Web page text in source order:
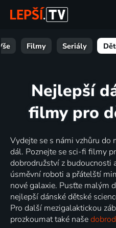
Filmy Seriály
Nejlepší
filmy pro
Vydejte se s námi vzhůru do
dál. Poznejte se sci-fi filmy
dobrodružství z budoucnosti
úsměvní roboti a přátelští
nové galaxie. Pusťte malým
nejlepší dánské dětské
Pro další mezigalaktickou
prozkoumat také naše